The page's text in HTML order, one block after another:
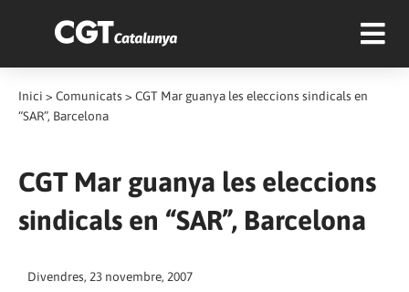
Inici > Comunicats > CGT Mar guanya les eleccions sindicals en
“SAR”, Barcelona
CGT Mar guanya les eleccions
sindicals en “SAR”, Barcelona
Divendres, 23 novembre, 2007